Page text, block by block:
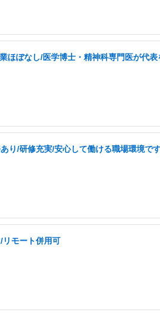
ほぼなし/医学博士・精神科専門医が代
り/研修充実/安心して働ける職場環境で
リモート併用可